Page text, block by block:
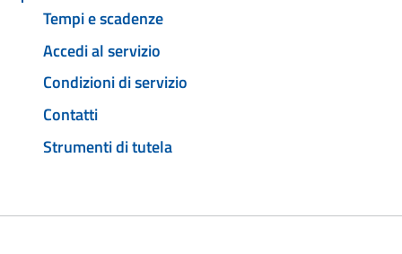
Tempi e scadenze
Accedi al servizio
Condizioni di servizio
Contatti
Strumenti di tutela